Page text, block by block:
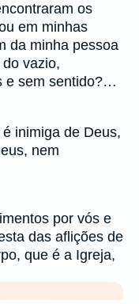
os
em minhas
da minha pessoa
vazio,
e sem sentido?…
inimiga de Deus,
nem
por vós e
das aflições de
que é a Igreja,